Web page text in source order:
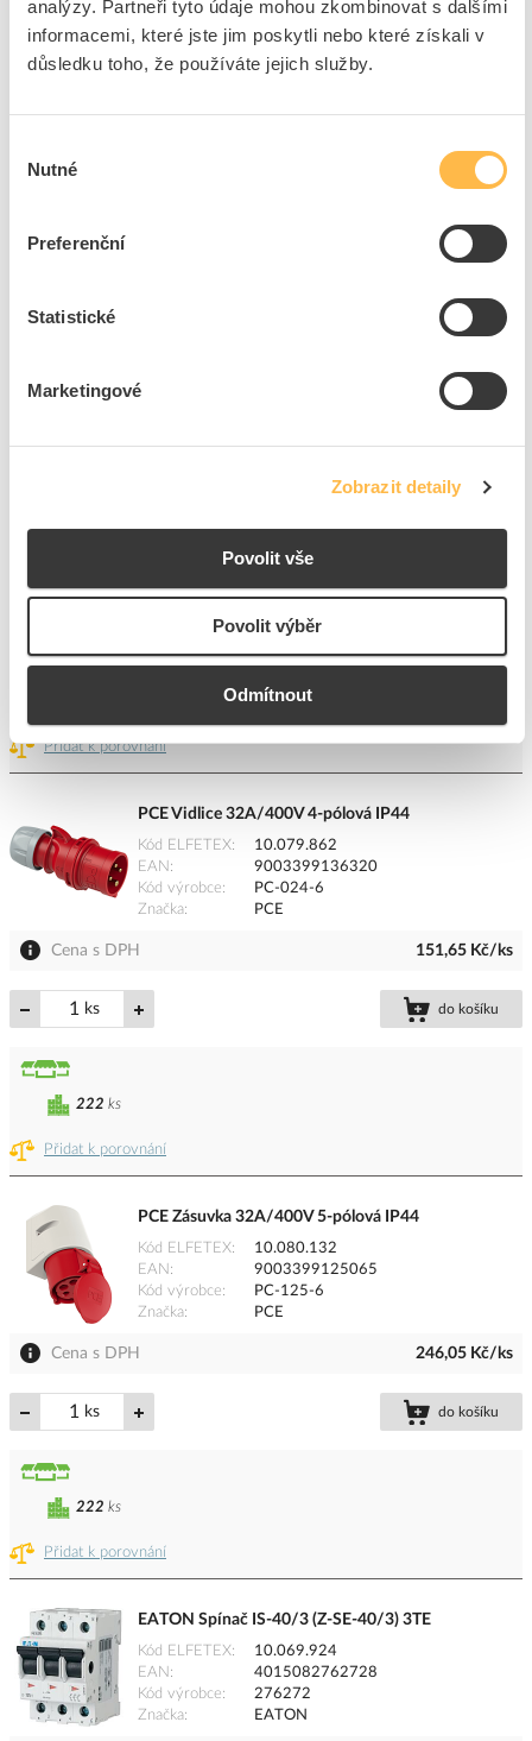
analýzy. Partneři tyto údaje mohou zkombinovat s dalšími
informacemi, které jste jim poskytli nebo které získali v
důsledku toho, že používáte jejich služby.
souhlasu
Nutné
Preferenční
Statistické
Marketingové
Zobrazit detaily
Povolit vše
Povolit výběr
Odmítnout
Kód výrobce
PC-125-6TT
Značka
PCE
do košíku
Kód ELFETEX
10.080.131
Přidat k porovnání
PCE Vidlice 32A/400V 4-pólová IP44
Kód ELFETEX
10.079.862
EAN
9003399136320
Kód výrobce
PC-024-6
Značka
PCE
Cena s DPH 151,65 Kč/ks
ks do košíku
Přidat k porovnání
222 ks
PCE Zásuvka 32A/400V 5-pólová IP44
Kód ELFETEX
10.080.132
EAN
9003399125065
Kód výrobce
PC-125-6
Značka
PCE
Cena s DPH 246,05 Kč/ks
ks do košíku
Přidat k porovnání
222 ks
EATON Spínač IS-40/3 (Z-SE-40/3) 3TE
Kód ELFETEX
10.069.924
EAN
4015082762728
Kód výrobce
276272
Značka
EATON